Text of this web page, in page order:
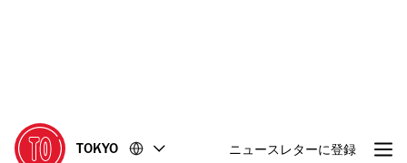
に
移
移
動
TOKYO ニュースレターに登録